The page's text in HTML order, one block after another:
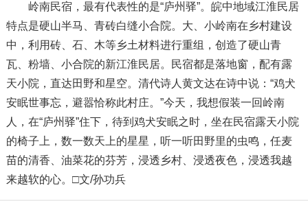
岭南民宿，最有代表性的是“庐州驿”。皖中地域江淮民居
特点是硬山半马、青砖白缝小合院。大、小岭南在乡村建设
中，利用砖、石、木等乡土材料进行重组，创造了硬山青
瓦、粉墙、小合院的新江淮民居。民宿都是落地窗，配有露
天小院，直达田野和星空。清代诗人黄文达在诗中说：“‌鸡犬
安眠世事忘，避嚣恰称此村庄。”今天，我想假装一回岭南
人，在“庐州驿”住下，待到‌鸡犬安眠之时，坐在民宿露天小院
的椅子上，数一数天上的星星，听一听田野里的虫鸣，任麦
苗的清香、油菜花的芬芳，浸透乡村、浸透夜色，浸透我越
来越软的心。□文/孙功兵